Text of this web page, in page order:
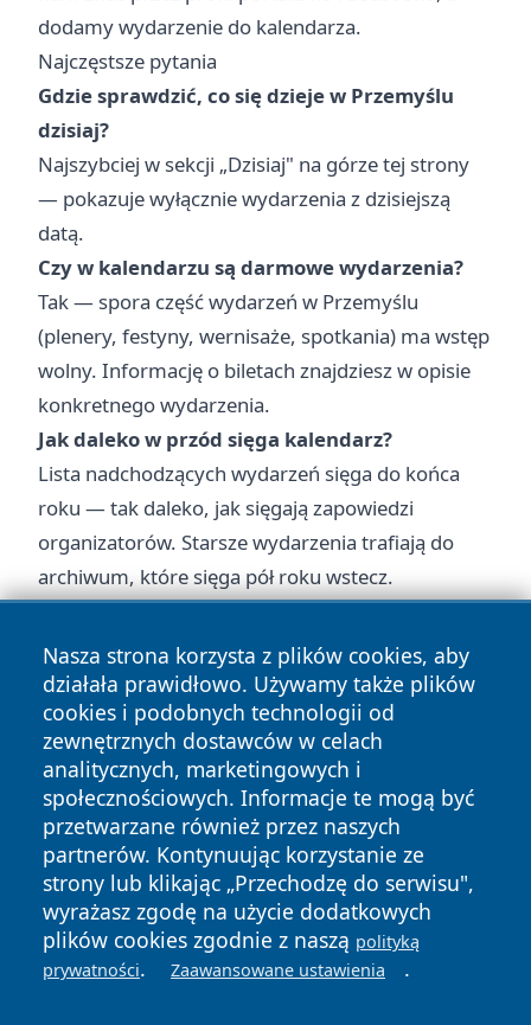
dodamy wydarzenie do kalendarza.
Najczęstsze pytania
Gdzie sprawdzić, co się dzieje w Przemyślu
dzisiaj?
Najszybciej w sekcji „Dzisiaj" na górze tej strony
— pokazuje wyłącznie wydarzenia z dzisiejszą
datą.
Czy w kalendarzu są darmowe wydarzenia?
Tak — spora część wydarzeń w Przemyślu
(plenery, festyny, wernisaże, spotkania) ma wstęp
wolny. Informację o biletach znajdziesz w opisie
konkretnego wydarzenia.
Jak daleko w przód sięga kalendarz?
Lista nadchodzących wydarzeń sięga do końca
roku — tak daleko, jak sięgają zapowiedzi
organizatorów. Starsze wydarzenia trafiają do
archiwum, które sięga pół roku wstecz.
Nasza strona korzysta z plików cookies, aby
działała prawidłowo. Używamy także plików
cookies i podobnych technologii od
zewnętrznych dostawców w celach
analitycznych, marketingowych i
społecznościowych. Informacje te mogą być
przetwarzane również przez naszych
partnerów. Kontynuując korzystanie ze
strony lub klikając „Przechodzę do serwisu",
wyrażasz zgodę na użycie dodatkowych
plików cookies zgodnie z naszą polityką
prywatności. Zaawansowane ustawienia .
Copyright © 2026 przemyslonline.pl Wszystkie prawa
zastrzeżone.
News Autorzy
Polityka
Prywatności
Polityka
Cookies